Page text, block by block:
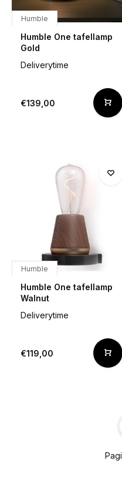
Humble
Humble One tafellamp
Gold
Deliverytime
€139,00
Humble
Humble One tafellamp
Walnut
Deliverytime
€119,00